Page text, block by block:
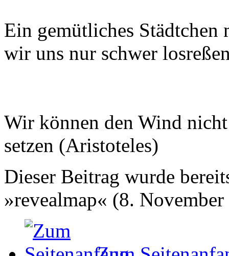
Ein gemütliches Städtchen
wir uns nur schwer
Wir können den Wind
setzen (Aristoteles)
Dieser Beitrag wurde
»revealmap« (8.